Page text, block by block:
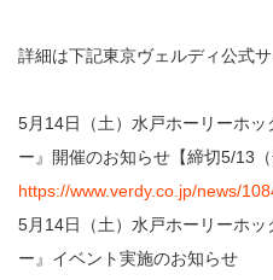
詳細は下記東京ヴェルディ公式
5月14日（土）水戸ホーリーホ
ー』開催のお知らせ【締切5/13（
https://www.verdy.co.jp/news/
5月14日（土）水戸ホーリーホ
ー』イベント実施のお知らせ